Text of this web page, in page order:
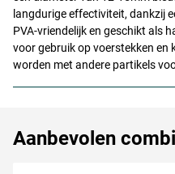
langdurige effectiviteit, dankzij
PVA-vriendelijk en geschikt als
voor gebruik op voerstekken en
worden met andere partikels
Aanbevolen